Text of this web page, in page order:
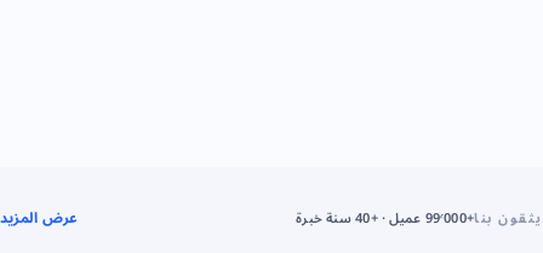
يثقون بنا+99٬000 عميل · +40 سنة خبرة عرض المزيد